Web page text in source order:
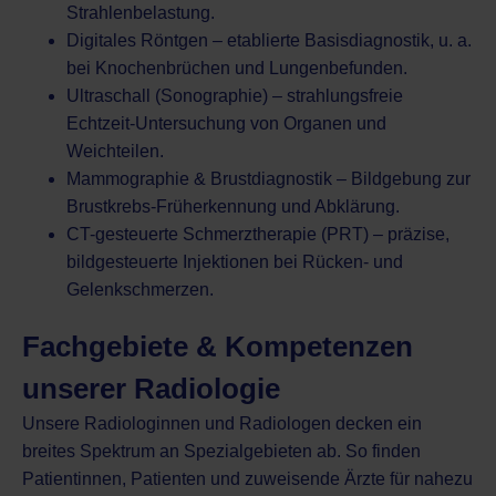
Strahlenbelastung.
Digitales Röntgen – etablierte Basisdiagnostik, u. a.
bei Knochenbrüchen und Lungenbefunden.
Ultraschall (Sonographie) – strahlungsfreie
Echtzeit-Untersuchung von Organen und
Weichteilen.
Mammographie & Brustdiagnostik – Bildgebung zur
Brustkrebs-Früherkennung und Abklärung.
CT-gesteuerte Schmerztherapie (PRT) – präzise,
bildgesteuerte Injektionen bei Rücken- und
Gelenkschmerzen.
Fachgebiete & Kompetenzen
unserer Radiologie
Unsere Radiologinnen und Radiologen decken ein
breites Spektrum an Spezialgebieten ab. So finden
Patientinnen, Patienten und zuweisende Ärzte für nahezu